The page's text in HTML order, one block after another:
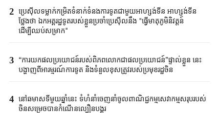
2 ប្រេស៊ីល​ទម្លាក់កម្រិត​ទំនាក់ទំនង​ការទូត​ជាមួយអាហ្សង់ទីន ​អាហ្សង់ទីន
ថ្លែងថា ​ឯកអគ្គរដ្ឋទូត​របស់ខ្លួន​ប្រចាំប្រេស៊ីលនឹង​ "​ធ្វើមាតុភូមិនិវត្តន៍​
ដើម្បីឈប់​សម្រាក"​
3
“ការយកផលប្រយោជន៍របស់ពិភពលោកជាផលប្រយោជន៍”ផ្ទាល់ខ្លួន នេះ
បង្ហាញពីអារម្មរណ៍ការទូត និងទំនួលខុសត្រូវរបស់ប្រមុខរដ្ឋចិន
4 នៅឆមាសទីមួយឆ្នាំនេះ ទំហំនាំចេញនាំចូលពាណិជ្ជកម្មសេវាកម្មសរុបរបស់
ចិនសម្រេចបានកំណើនល្បឿនបង្គួរ